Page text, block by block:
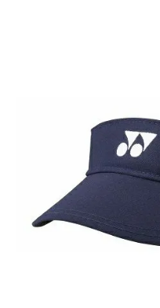
ブランドから選ぶ
SALE品はこちら
INFORMATIOM